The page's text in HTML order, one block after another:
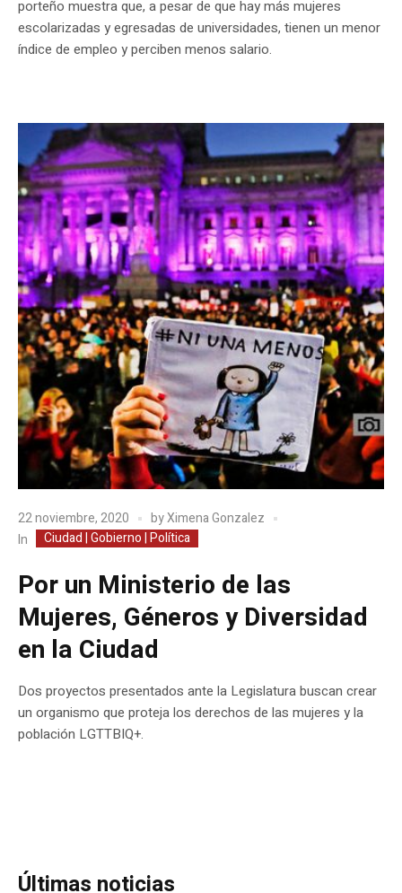
porteño muestra que, a pesar de que hay más mujeres
escolarizadas y egresadas de universidades, tienen un menor
índice de empleo y perciben menos salario.
22 noviembre, 2020 byXimena Gonzalez
In
Ciudad | Gobierno | Política
Por un Ministerio de las
Mujeres, Géneros y Diversidad
en la Ciudad
Dos proyectos presentados ante la Legislatura buscan crear
un organismo que proteja los derechos de las mujeres y la
población LGTTBIQ+.
Últimas noticias